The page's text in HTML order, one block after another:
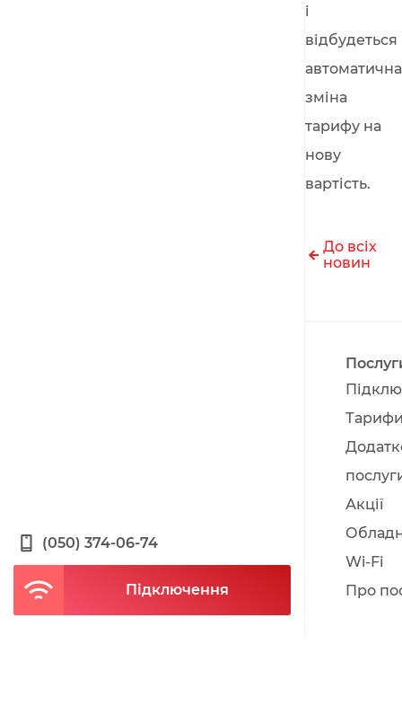
(050) 374-06-74
Підключення
і
відбудеться
автоматична
зміна
тарифу на
нову
вартість.
До всіх
новин
Акції
Wi-Fi
Про